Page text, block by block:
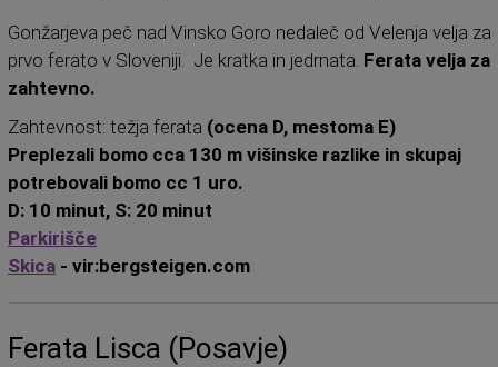
Gonžarjeva peč nad Vinsko Goro nedaleč od Velenja velja za
prvo ferato v Sloveniji. Je kratka in jedrnata. Ferata velja za
zahtevno.
Zahtevnost: težja ferata (ocena D, mestoma E)
Preplezali bomo cca 130 m višinske razlike in skupaj
potrebovali bomo cc 1 uro.
D: 10 minut, S: 20 minut
Parkirišče
Skica - vir:bergsteigen.com
Ferata Lisca (Posavje)